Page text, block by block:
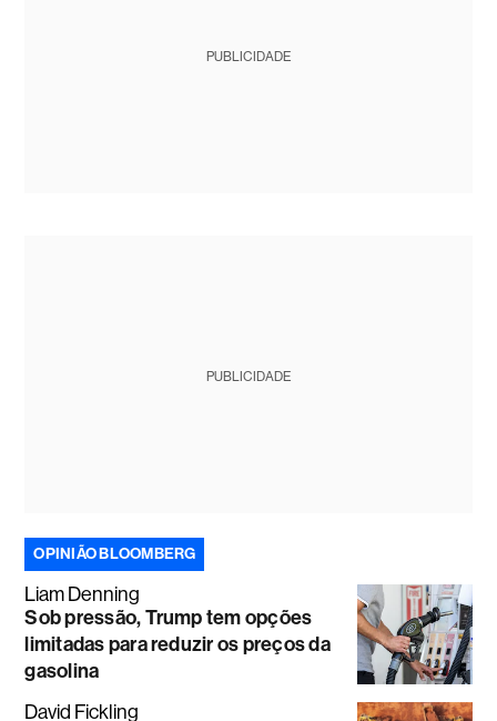
PUBLICIDADE
PUBLICIDADE
OPINIÃO BLOOMBERG
Liam Denning
Sob pressão, Trump tem opções
limitadas para reduzir os preços da
gasolina
David Fickling